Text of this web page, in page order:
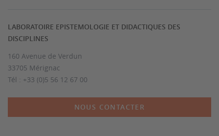
LABORATOIRE EPISTEMOLOGIE ET DIDACTIQUES DES
DISCIPLINES
160 Avenue de Verdun
33705 Mérignac
Tél : +33 (0)5 56 12 67 00
NOUS CONTACTER